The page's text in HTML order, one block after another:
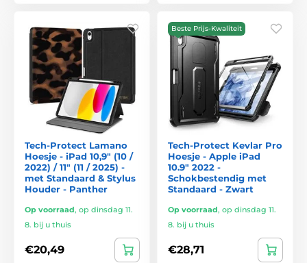
Tech-Protect Lamano
Hoesje - iPad 10,9" (10 /
2022) / 11" (11 / 2025) -
met Standaard & Stylus
Houder - Panther
Op voorraad, op dinsdag 11.
8. bij u thuis
€20,49
Beste Prijs-Kwaliteit
Tech-Protect Kevlar Pro
Hoesje - Apple iPad
10.9" 2022 -
Schokbestendig met
Standaard - Zwart
Op voorraad, op dinsdag 11.
8. bij u thuis
€28,71